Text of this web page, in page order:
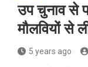
उप चुनाव से
मौलवियों से
5 years ago